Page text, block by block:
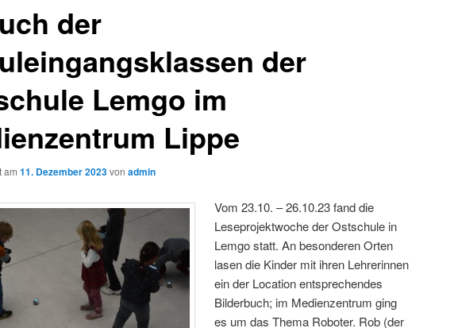
der
der
Lemgo im
Lippe
am 11. Dezember 2023von admin
Vom 23.10. – 26.10.23 fand die
Leseprojektwoche der Ostschule in
Lemgo statt. An besonderen Orten
lasen die Kinder mit ihren Lehrerinnen
ein der Location entsprechendes
Bilderbuch; im Medienzentrum ging
es um das Thema Roboter. Rob (der